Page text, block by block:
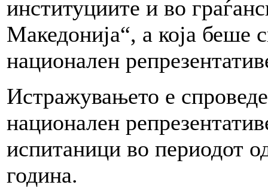
институциите и во
Македонија“, а која беше
национален
Истражувањето е
национален
испитаници во периодот
година.